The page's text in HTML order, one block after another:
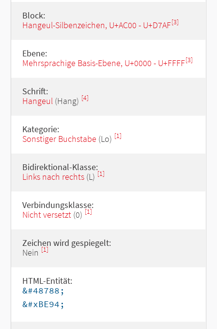
Block:
Hangeul-Silbenzeichen, U+AC00 - U+D7AF[3]
Ebene:
Mehrsprachige Basis-Ebene, U+0000 - U+FFFF[3]
Schrift:
Hangeul(Hang) [4]
Kategorie:
Sonstiger Buchstabe (Lo) [1]
Bidirektional-Klasse:
Links nach rechts(L) [1]
Verbindungsklasse:
Nicht versetzt(0) [1]
Zeichen wird gespiegelt:
Nein [1]
HTML-Entität:
&#48788;
&#xBE94;